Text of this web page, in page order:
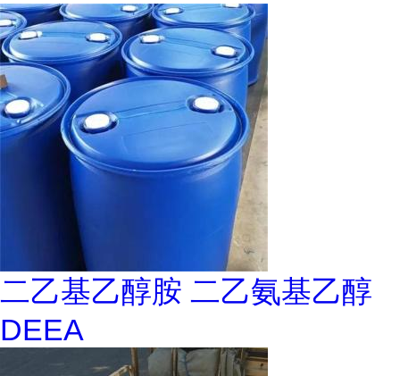
二乙基乙醇胺 二乙氨基乙醇
DEEA